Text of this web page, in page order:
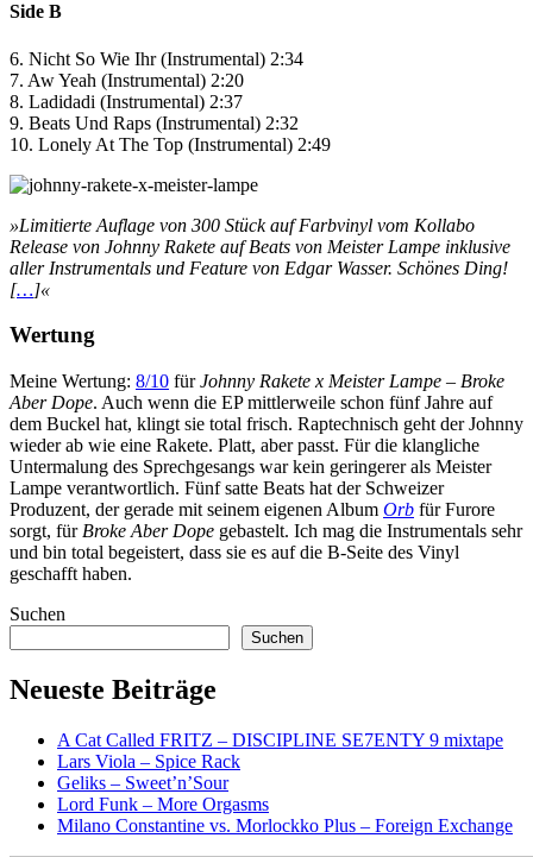
Side B
6. Nicht So Wie Ihr (Instrumental) 2:34
7. Aw Yeah (Instrumental) 2:20
8. Ladidadi (Instrumental) 2:37
9. Beats Und Raps (Instrumental) 2:32
10. Lonely At The Top (Instrumental) 2:49
»Limitierte Auflage von 300 Stück auf Farbvinyl vom Kollabo
Release von Johnny Rakete auf Beats von Meister Lampe inklusive
aller Instrumentals und Feature von Edgar Wasser. Schönes Ding!
[…]«
Wertung
Meine Wertung: 8/10 fürJohnny Rakete x Meister Lampe – Broke
Aber Dope. Auch wenn die EP mittlerweile schon fünf Jahre auf
dem Buckel hat, klingt sie total frisch. Raptechnisch geht der Johnny
wieder ab wie eine Rakete. Platt, aber passt. Für die klangliche
Untermalung des Sprechgesangs war kein geringerer als Meister
Lampe verantwortlich. Fünf satte Beats hat der Schweizer
Produzent, der gerade mit seinem eigenen Album Orb für Furore
sorgt, für Broke Aber Dope gebastelt. Ich mag die Instrumentals sehr
und bin total begeistert, dass sie es auf die B-Seite des Vinyl
geschafft haben.
Suchen
Suchen
Neueste Beiträge
A Cat Called FRITZ – DISCIPLINE SE7ENTY 9 mixtape
Lars Viola – Spice Rack
Geliks – Sweet’n’Sour
Lord Funk – More Orgasms
Milano Constantine vs. Morlockko Plus – Foreign Exchange